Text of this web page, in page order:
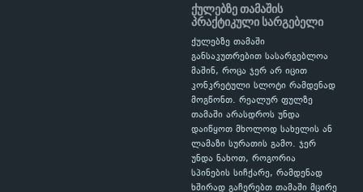
ქულებზე თამაშის
პრაქტიკული სარგებელი
ქულებზე თამაში
განსაკუთრებით სასარგებლოა
მაშინ, როცა ჯერ არ იცით
კონკრეტული სლოტი რამდენად
მოგწონთ. რეალურ ფულზე
თამაში არასდროს უნდა
დაიწყოთ მხოლოდ სახელის ან
ლამაზი სურათის გამო. ჯერ
უნდა ნახოთ, როგორია
სპინების სიჩქარე, რამდენად
ხშირად გაჩერებთ თამაში მცირე